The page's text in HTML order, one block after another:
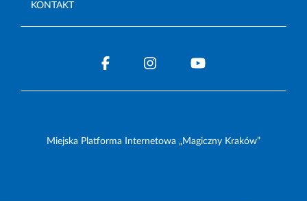
KONTAKT
Miejska Platforma Internetowa „Magiczny Kraków”